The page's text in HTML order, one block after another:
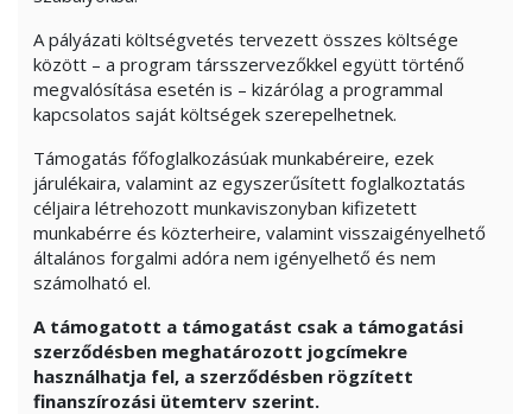
A pályázati költségvetés tervezett összes költsége
között – a program társszervezőkkel együtt történő
megvalósítása esetén is – kizárólag a programmal
kapcsolatos saját költségek szerepelhetnek.
Támogatás főfoglalkozásúak munkabéreire, ezek
járulékaira, valamint az egyszerűsített foglalkoztatás
céljaira létrehozott munkaviszonyban kifizetett
munkabérre és közterheire, valamint visszaigényelhető
általános forgalmi adóra nem igényelhető és nem
számolható el.
A támogatott a támogatást csak a támogatási
szerződésben meghatározott jogcímekre
használhatja fel, a szerződésben rögzített
finanszírozási ütemterv szerint.